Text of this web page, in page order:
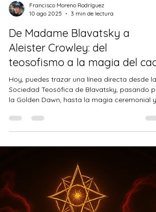
10 ago 2025
teosofismo a la magia del
Hoy, puedes trazar una línea directa desde la
Sociedad Teosófica de Blavatsky, pasando
la Golden Dawn, hasta la magia ceremonial y